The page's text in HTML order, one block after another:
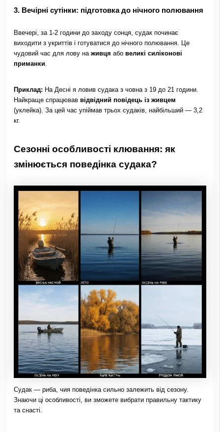
3. Вечірні сутінки: підготовка до нічного полювання
Ввечері, за 1-2 години до заходу сонця, судак починає
виходити з укриттів і готуватися до нічного полювання. Це
чудовий час для лову на живця або великі силіконові
приманки.
Приклад: На Десні я ловив судака з човна з 19 до 21 години.
Найкраще спрацював відвідний повідець із живцем
(уклейка). За цей час упіймав трьох судаків, найбільший — 3,2
кг.
Сезонні особливості клювання: як
змінюється поведінка судака?
Судак — риба, чия поведінка сильно залежить від сезону.
Знаючи ці особливості, ви зможете вибрати правильну тактику
та снасті.